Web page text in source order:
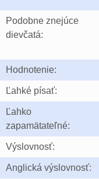
Podobne znejúce
dievčatá:
Hodnotenie:
Ľahké písať:
Ľahko
zapamätateľné:
Výslovnosť:
Anglická výslovnosť: